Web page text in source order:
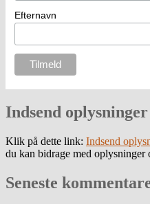
Efternavn
Indsend oplysninger
Klik på dette link: Indsend
du kan bidrage med oplysninger
Seneste